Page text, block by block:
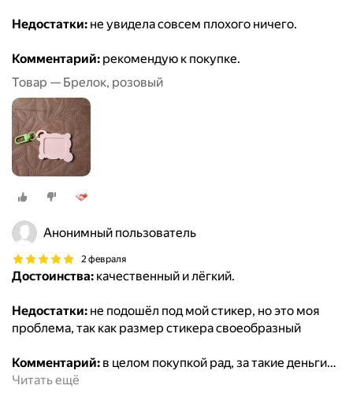
Недостатки: не увидела совсем плохого ничего.
Комментарий: рекомендую к покупке.
Товар — Брелок, розовый
Анонимный пользователь
2 февраля
Достоинства: качественный и лёгкий.
Недостатки: не подошёл под мой стикер, но это моя
проблема, так как размер стикера своеобразный
Комментарий: в целом покупкой рад, за такие деньги…
Читать ещё